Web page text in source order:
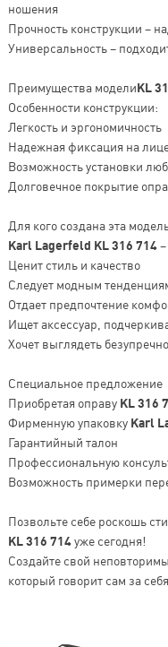
ношения
Прочность конструкции –
Универсальность –
Преимущества моделиKL
Особенности конструкции:
Легкость и эргономичность
Надежная фиксация на
Возможность установки
Долговечное покрытие
Для кого создана эта
Karl Lagerfeld KL 316 714–
Ценит стиль и качество
Следует модным
Отдает предпочтение
Ищет аксессуар,
Хочет выглядеть
Специальное предложение
Приобретая оправу KL 316
Фирменную упаковку Karl
Гарантийный талон
Профессиональную
Возможность примерки
Позвольте себе роскошь
KL 316 714уже сегодня!
Создайте свой
который говорит сам за